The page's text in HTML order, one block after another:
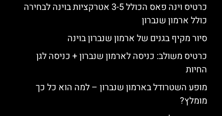
כרטיס וינה פאס הכולל 3-5 אטרקציות בוינה לבחירה
כולל ארמון שנברון
סיור מקיף בגנים של ארמון שנברון בוינה
כרטיס משולב: כניסה לארמון שנברון + כניסה לגן
החיות
מופע השטרודל בארמון שנברון – למה הוא כל כך
מומלץ?